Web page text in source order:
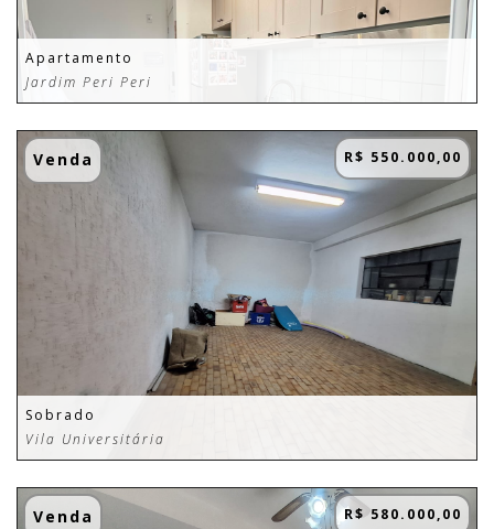
Apartamento
Jardim Peri Peri
Venda R$ 550.000,00
Sobrado
Vila Universitária
Venda R$ 580.000,00